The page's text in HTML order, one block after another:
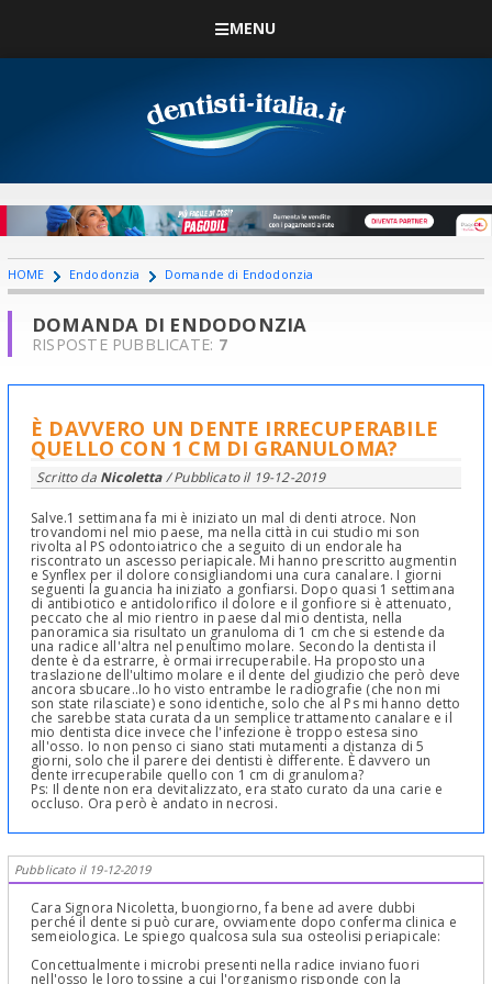
MENU
HOME Endodonzia Domande di Endodonzia
DOMANDA DI ENDODONZIA
RISPOSTE PUBBLICATE: 7
È DAVVERO UN DENTE IRRECUPERABILE
QUELLO CON 1 CM DI GRANULOMA?
Scritto da Nicoletta/ Pubblicato il 19-12-2019
Salve.1 settimana fa mi è iniziato un mal di denti atroce. Non
trovandomi nel mio paese, ma nella città in cui studio mi son
rivolta al PS odontoiatrico che a seguito di un endorale ha
riscontrato un ascesso periapicale. Mi hanno prescritto augmentin
e Synflex per il dolore consigliandomi una cura canalare. I giorni
seguenti la guancia ha iniziato a gonfiarsi. Dopo quasi 1 settimana
di antibiotico e antidolorifico il dolore e il gonfiore si è attenuato,
peccato che al mio rientro in paese dal mio dentista, nella
panoramica sia risultato un granuloma di 1 cm che si estende da
una radice all'altra nel penultimo molare. Secondo la dentista il
dente è da estrarre, è ormai irrecuperabile. Ha proposto una
traslazione dell'ultimo molare e il dente del giudizio che però deve
ancora sbucare..Io ho visto entrambe le radiografie (che non mi
son state rilasciate) e sono identiche, solo che al Ps mi hanno detto
che sarebbe stata curata da un semplice trattamento canalare e il
mio dentista dice invece che l'infezione è troppo estesa sino
all'osso. Io non penso ci siano stati mutamenti a distanza di 5
giorni, solo che il parere dei dentisti è differente. È davvero un
dente irrecuperabile quello con 1 cm di granuloma?
Ps: Il dente non era devitalizzato, era stato curato da una carie e
occluso. Ora però è andato in necrosi.
Pubblicato il 19-12-2019
Cara Signora Nicoletta, buongiorno, fa bene ad avere dubbi
perché il dente si può curare, ovviamente dopo conferma clinica e
semeiologica. Le spiego qualcosa sula sua osteolisi periapicale:
Concettualmente i microbi presenti nella radice inviano fuori
nell'osso le loro tossine a cui l'organismo risponde con la